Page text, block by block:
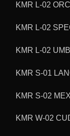
KMR L-02
KMR L-02
KMR L-02
KMR S-01
KMR S-02
KMR W-02